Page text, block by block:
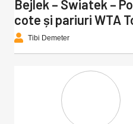
Bejlek – Swiatek –
cote și pariuri WTA
Tibi Demeter